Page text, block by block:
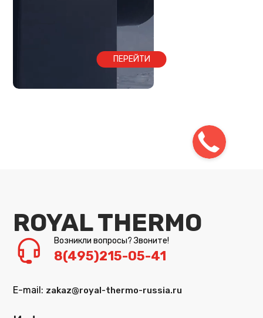
ПЕРЕЙТИ
ROYAL THERMO
Возникли вопросы? Звоните!
8(495)215-05-41
E-mail: zakaz@royal-thermo-russia.ru